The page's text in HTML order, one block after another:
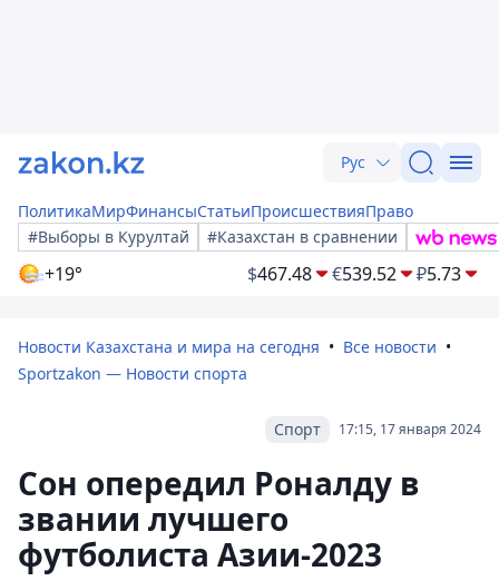
Рус
ПолитикаМирФинансыСтатьиПроисшествияПраво
#Выборы в Курултай
#Казахстан в сравнении
+19° $467.48 €539.52 ₽5.73
Новости Казахстана и мира на сегодня
Все новости
Sportzakon — Новости спорта
17:15, 17 января 2024
Спорт
Сон опередил Роналду в
звании лучшего
футболиста Азии-2023